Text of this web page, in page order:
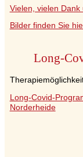
Vielen, vielen
Bilder finden Sie
Long-
Long-Covid-
Norderheide